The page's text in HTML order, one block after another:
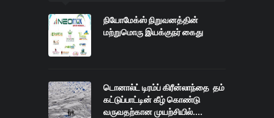
நியோமேக்ஸ் நிறுவனத்தின்
மற்றுமொரு இயக்குநர் கைது
டொனால்ட் டிரம்ப் கிரீன்லாந்தை தம்
கட்டுப்பாட்டின் கீழ் கொண்டு
வருவதற்கான முயற்சியில்....